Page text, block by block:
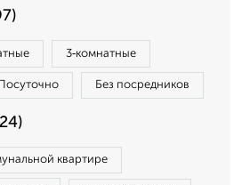
3‑комнатные
Посуточно Без посредников
квартире